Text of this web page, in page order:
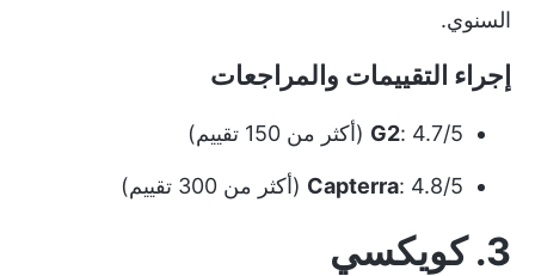
السنوي.
إجراء التقييمات والمراجعات
G2: 4.7/5 (أكثر من 150 تقييم)
Capterra: 4.8/5 (أكثر من 300 تقييم)
3. كويكسي